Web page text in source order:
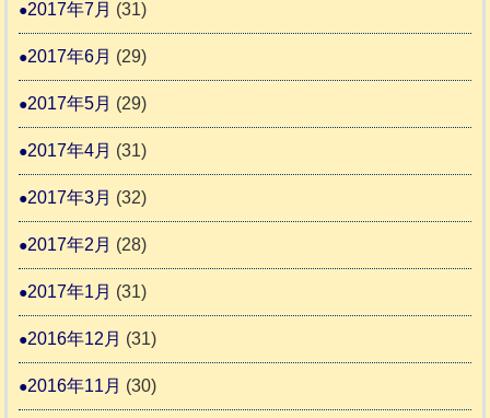
2017年7月 (31)
2017年6月 (29)
2017年5月 (29)
2017年4月 (31)
2017年3月 (32)
2017年2月 (28)
2017年1月 (31)
2016年12月 (31)
2016年11月 (30)